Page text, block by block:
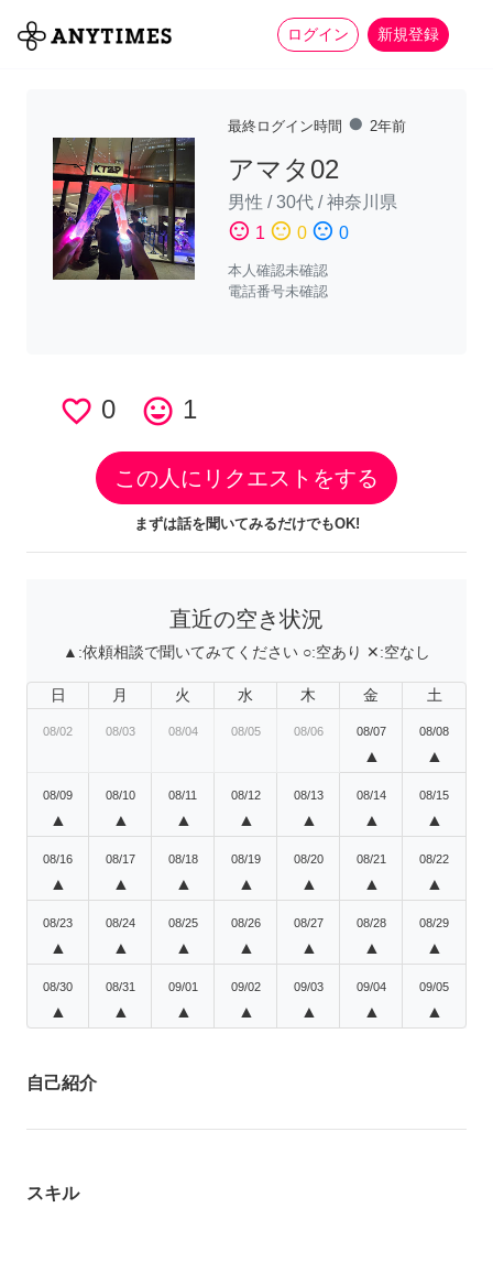
ログイン 新規登録
全て 家事 more_horiz
最終ログイン時間 fiber_manual_record 2年前
アマタ02
男性 /30代 /神奈川県
sentiment_satisfied 1 sentiment_neutral 0 sentiment_dissatisfied 0
本人確認未確認
電話番号未確認
favorite_border 0 tag_faces 1
この人にリクエストをする
まずは話を聞いてみるだけでもOK!
直近の空き状況
▲:依頼相談で聞いてみてください ○:空あり ✕:空なし
日 月 火 水 木 金 土
08/02 08/03 08/04 08/05 08/06 08/07
▲
08/08
▲
08/09
▲
08/10
▲
08/11
▲
08/12
▲
08/13
▲
08/14
▲
08/15
▲
08/16
▲
08/17
▲
08/18
▲
08/19
▲
08/20
▲
08/21
▲
08/22
▲
08/23
▲
08/24
▲
08/25
▲
08/26
▲
08/27
▲
08/28
▲
08/29
▲
08/30
▲
08/31
▲
09/01
▲
09/02
▲
09/03
▲
09/04
▲
09/05
▲
自己紹介
スキル